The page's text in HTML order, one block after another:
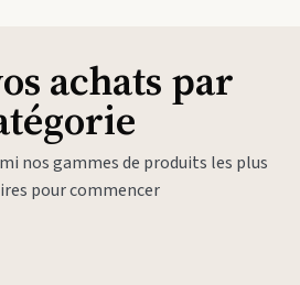
achats par
nos gammes de produits les plus
pour commencer